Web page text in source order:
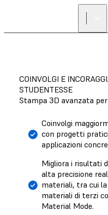
COINVOLGI E
STUDENTESSE
Stampa 3D avanzata
Coinvolgi
con progetti
applicazioni
Migliora i risultati
alta precisione
materiali, tra cui
materiali di terzi
Material Mode.